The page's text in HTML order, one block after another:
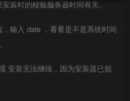
装时的校验服务器时间有关。
输入 date ，看看是不是系统时间